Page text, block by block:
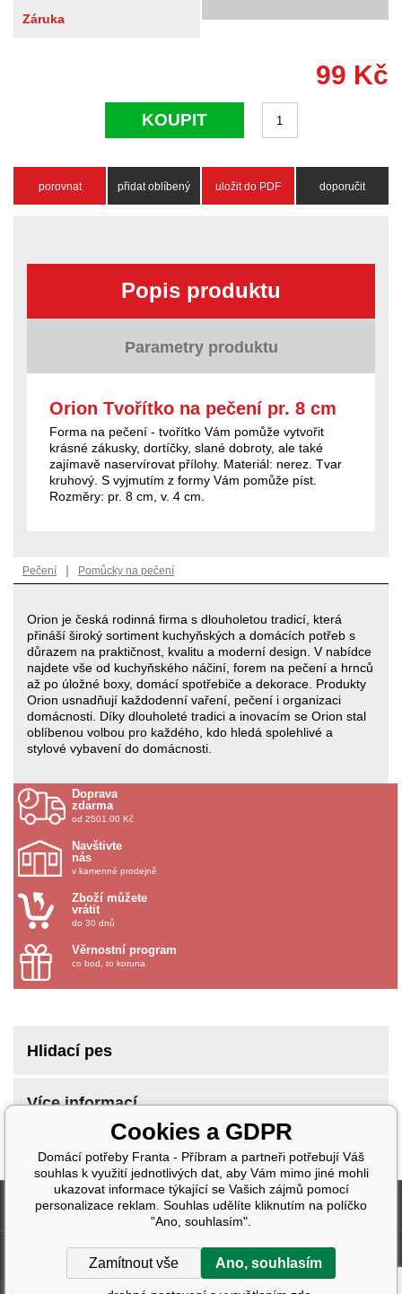
Záruka
99 Kč
KOUPIT
porovnat přidat oblíbený uložit do PDF doporučit
Popis produktu
Parametry produktu
Orion Tvořítko na pečení pr. 8 cm
Forma na pečení - tvořítko Vám pomůže vytvořit
krásné zákusky, dortíčky, slané dobroty, ale také
zajímavě naservírovat přílohy. Materiál: nerez. Tvar
kruhový. S vyjmutím z formy Vám pomůže píst.
Rozměry: pr. 8 cm, v. 4 cm.
Pečení | Pomůcky na pečení
Orion je česká rodinná firma s dlouholetou tradicí, která
přináší široký sortiment kuchyňských a domácích potřeb s
důrazem na praktičnost, kvalitu a moderní design. V nabídce
najdete vše od kuchyňského náčiní, forem na pečení a hrnců
až po úložné boxy, domácí spotřebiče a dekorace. Produkty
Orion usnadňují každodenní vaření, pečení i organizaci
domácnosti. Díky dlouholeté tradici a inovacím se Orion stal
oblíbenou volbou pro každého, kdo hledá spolehlivé a
stylové vybavení do domácnosti.
Doprava
zdarma
od 2501.00 Kč
Navštivte
nás
v kamenné prodejně
Zboží můžete
vrátit
do 30 dnů
Věrnostní program
co bod, to koruna
Hlidací pes
Více informací
Fakturační údaje
Další informace
Cookies a GDPR
Domácí potřeby Franta - Příbram a partneři potřebují Váš
souhlas k využití jednotlivých dat, aby Vám mimo jiné mohli
ukazovat informace týkající se Vašich zájmů pomocí
personalizace reklam. Souhlas udělíte kliknutím na políčko
"Ano, souhlasím".
Zamítnout vše Ano, souhlasím